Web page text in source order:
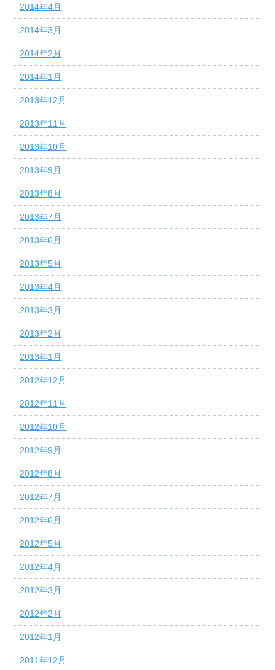
2014年4月
2014年3月
2014年2月
2014年1月
2013年12月
2013年11月
2013年10月
2013年9月
2013年8月
2013年7月
2013年6月
2013年5月
2013年4月
2013年3月
2013年2月
2013年1月
2012年12月
2012年11月
2012年10月
2012年9月
2012年8月
2012年7月
2012年6月
2012年5月
2012年4月
2012年3月
2012年2月
2012年1月
2011年12月